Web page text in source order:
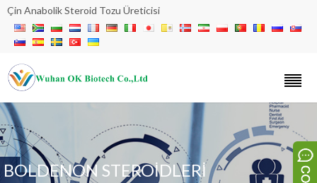
Çin Anabolik Steroid Tozu Üreticisi
BOLDENON STEROIDLERI